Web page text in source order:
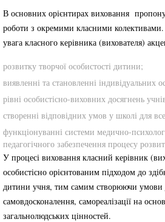
В основних орієнтирах виховання
роботи з окремими класними колективами.
увага класного керівника (вихователя)
розвитку творчої особистості дитини;
виявленні та становленні індивідуальних
рівні особистісно-виховних досягнень
створенні відповідних умов у школі для
функціонуванні системи медично-
педагогічного забезпечення процесу
У процесі виховання класний керівник
особистісно орієнтованим підходом до
дитини учня, тим самим створюючи умови
самовдосконалення, самореалізації на
загальнолюдських цінностей.